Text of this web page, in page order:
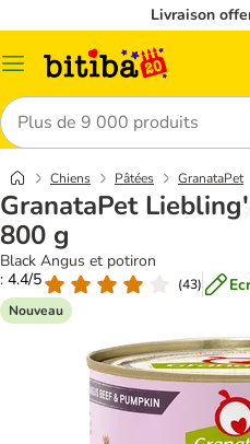
Livraison
Menu
Rechercher
Chiens Pâtées GranataPet
GranataPet
800 g
Black Angus et potiron
: 4.4/5
(43)
Nouveau